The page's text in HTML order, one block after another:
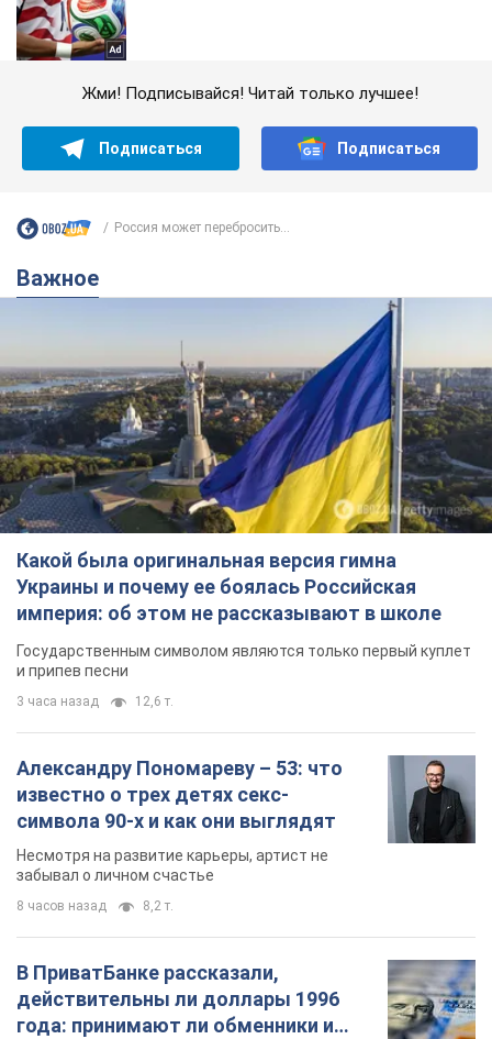
Жми! Подписывайся! Читай только лучшее!
Подписаться Подписаться
Россия может перебросить...
Важное
Какой была оригинальная версия гимна
Украины и почему ее боялась Российская
империя: об этом не рассказывают в школе
Государственным символом являются только первый куплет
и припев песни
3 часа назад 12,6 т.
Александру Пономареву – 53: что
известно о трех детях секс-
символа 90-х и как они выглядят
Несмотря на развитие карьеры, артист не
забывал о личном счастье
8 часов назад 8,2 т.
В ПриватБанке рассказали,
действительны ли доллары 1996
года: принимают ли обменники и